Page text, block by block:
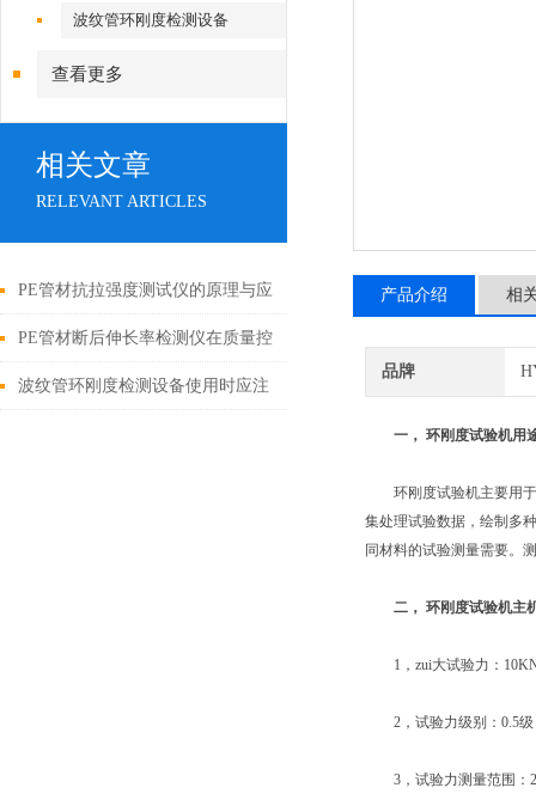
波纹管环刚度检测设备
查看更多
相关文章
RELEVANT ARTICLES
PE管材抗拉强度测试仪的原理与应
用
PE管材断后伸长率检测仪在质量控
制中的应用与重要性
波纹管环刚度检测设备使用时应注
产品介绍 相
品牌
一， 环刚度试验机用
环刚度试验机主要用于
集处理试验数据，绘制多
同材料的试验测量需要。
二， 环刚度试验机主
1，zui大试验力：10KN
2，试验力级别：0.5级
3，试验力测量范围：